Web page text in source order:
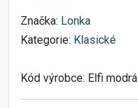
Značka: Lonka
Kategorie: Klasické
Kód výrobce: Elfi modrá